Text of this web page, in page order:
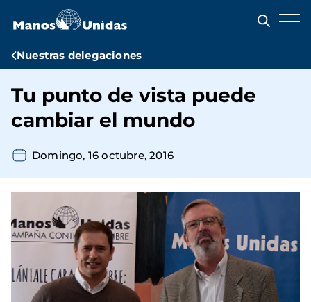
contenido
Ruta
navegación
Nuestras delegaciones
Tu punto de vista puede
cambiar el mundo
Domingo, 16 octubre, 2016